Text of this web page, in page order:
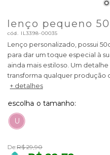
lenço pequeno
cód. IL3398-00035
Lenço personalizado, possui
para dar um toque especial à
ainda mais estiloso. Um
transforma qualquer produção
+ detalhes
U
De:R$ 29,90